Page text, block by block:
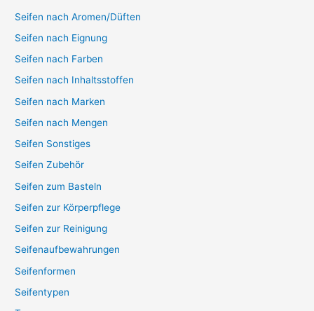
Seifen nach Aromen/Düften
Seifen nach Eignung
Seifen nach Farben
Seifen nach Inhaltsstoffen
Seifen nach Marken
Seifen nach Mengen
Seifen Sonstiges
Seifen Zubehör
Seifen zum Basteln
Seifen zur Körperpflege
Seifen zur Reinigung
Seifenaufbewahrungen
Seifenformen
Seifentypen